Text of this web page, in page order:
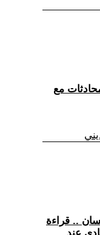
مع
.. قراءة